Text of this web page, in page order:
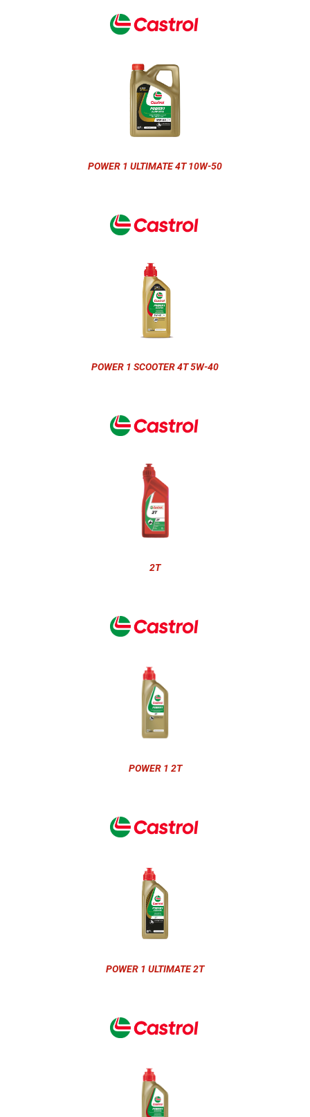
POWER 1 ULTIMATE 4T 10W-50
POWER 1 SCOOTER 4T 5W-40
2T
POWER 1 2T
POWER 1 ULTIMATE 2T